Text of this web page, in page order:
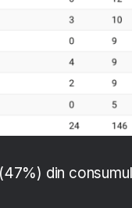
din consumul